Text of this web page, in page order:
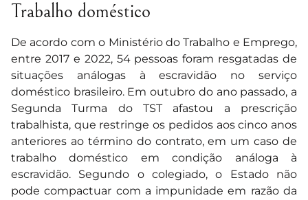
Trabalho doméstico
De acordo com o Ministério do Trabalho e Emprego,
entre 2017 e 2022, 54 pessoas foram resgatadas de
situações análogas à escravidão no serviço
doméstico brasileiro. Em outubro do ano passado, a
Segunda Turma do TST afastou a prescrição
trabalhista, que restringe os pedidos aos cinco anos
anteriores ao término do contrato, em um caso de
trabalho doméstico em condição análoga à
escravidão. Segundo o colegiado, o Estado não
pode compactuar com a impunidade em razão da